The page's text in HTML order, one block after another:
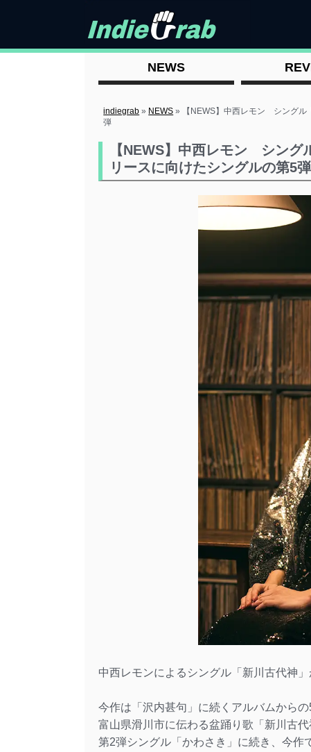
NEWS
indiegrab » NEWS »
【NEWS】中西レモン シング
弾
【NEWS】中西レモン シン
リースに向けたシングルの第5弾
中西レモンによるシングル「新川古代神」
今作は「沢内甚句」に続くアルバムからの
富山県滑川市に伝わる盆踊り歌「新川古
第2弾シングル「かわさき」に続き、今